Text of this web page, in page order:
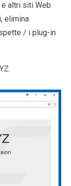
altri siti Web
elimina
/ i plug-in